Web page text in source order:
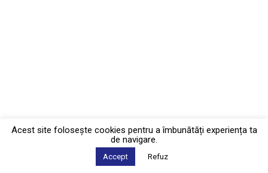
Acest site foloseşte cookies pentru a îmbunătăți experiența ta
de navigare.
Accept Refuz